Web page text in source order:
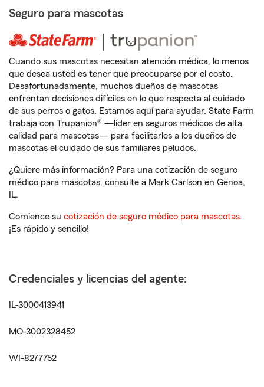
Seguro para mascotas
Cuando sus mascotas necesitan atención médica, lo menos
que desea usted es tener que preocuparse por el costo.
Desafortunadamente, muchos dueños de mascotas
enfrentan decisiones difíciles en lo que respecta al cuidado
de sus perros o gatos. Estamos aquí para ayudar. State Farm
trabaja con Trupanion® —líder en seguros médicos de alta
calidad para mascotas— para facilitarles a los dueños de
mascotas el cuidado de sus familiares peludos.
¿Quiere más información? Para una cotización de seguro
médico para mascotas, consulte a Mark Carlson en Genoa,
IL.
Comience su cotización de seguro médico para mascotas.
¡Es rápido y sencillo!
Credenciales y licencias del agente:
IL-3000413941
MO-3002328452
WI-8277752